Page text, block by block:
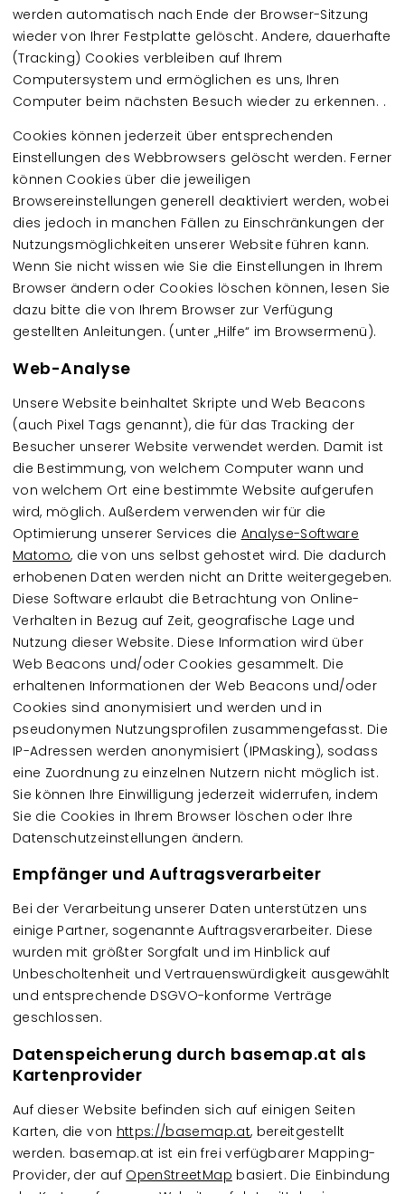
werden automatisch nach Ende der Browser-Sitzung
wieder von Ihrer Festplatte gelöscht. Andere, dauerhafte
(Tracking) Cookies verbleiben auf Ihrem
Computersystem und ermöglichen es uns, Ihren
Computer beim nächsten Besuch wieder zu erkennen. .
Cookies können jederzeit über entsprechenden
Einstellungen des Webbrowsers gelöscht werden. Ferner
können Cookies über die jeweiligen
Browsereinstellungen generell deaktiviert werden, wobei
dies jedoch in manchen Fällen zu Einschränkungen der
Nutzungsmöglichkeiten unserer Website führen kann.
Wenn Sie nicht wissen wie Sie die Einstellungen in Ihrem
Browser ändern oder Cookies löschen können, lesen Sie
dazu bitte die von Ihrem Browser zur Verfügung
gestellten Anleitungen. (unter „Hilfe“ im Browsermenü).
Web-Analyse
Unsere Website beinhaltet Skripte und Web Beacons
(auch Pixel Tags genannt), die für das Tracking der
Besucher unserer Website verwendet werden. Damit ist
die Bestimmung, von welchem Computer wann und
von welchem Ort eine bestimmte Website aufgerufen
wird, möglich. Außerdem verwenden wir für die
Optimierung unserer Services die Analyse-Software
Matomo, die von uns selbst gehostet wird. Die dadurch
erhobenen Daten werden nicht an Dritte weitergegeben.
Diese Software erlaubt die Betrachtung von Online-
Verhalten in Bezug auf Zeit, geografische Lage und
Nutzung dieser Website. Diese Information wird über
Web Beacons und/oder Cookies gesammelt. Die
erhaltenen Informationen der Web Beacons und/oder
Cookies sind anonymisiert und werden und in
pseudonymen Nutzungsprofilen zusammengefasst. Die
IP-Adressen werden anonymisiert (IPMasking), sodass
eine Zuordnung zu einzelnen Nutzern nicht möglich ist.
Sie können Ihre Einwilligung jederzeit widerrufen, indem
Sie die Cookies in Ihrem Browser löschen oder Ihre
Datenschutzeinstellungen ändern.
Empfänger und Auftragsverarbeiter
Bei der Verarbeitung unserer Daten unterstützen uns
einige Partner, sogenannte Auftragsverarbeiter. Diese
wurden mit größter Sorgfalt und im Hinblick auf
Unbescholtenheit und Vertrauenswürdigkeit ausgewählt
und entsprechende DSGVO-konforme Verträge
geschlossen.
Datenspeicherung durch basemap.at als
Kartenprovider
Auf dieser Website befinden sich auf einigen Seiten
Karten, die von https://basemap.at, bereitgestellt
werden. basemap.at ist ein frei verfügbarer Mapping-
Provider, der auf OpenStreetMap basiert. Die Einbindung